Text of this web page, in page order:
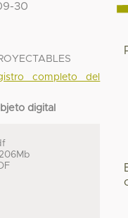
30
completo del
digital